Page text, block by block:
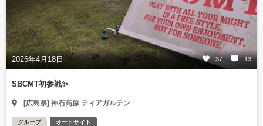
2026年4月18日 37 13
SBCMT初参戦✨
[広島県] 神石高原 ティアガルテン
グループ オートサイト